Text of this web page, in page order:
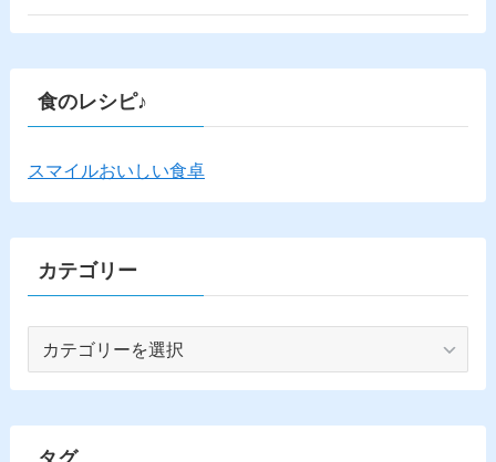
食のレシピ♪
スマイルおいしい食卓
カテゴリー
ゴ
リ